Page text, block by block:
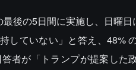
後の5日間に実施し、日曜
していない」と答え、48%
者が「トランプが提案した